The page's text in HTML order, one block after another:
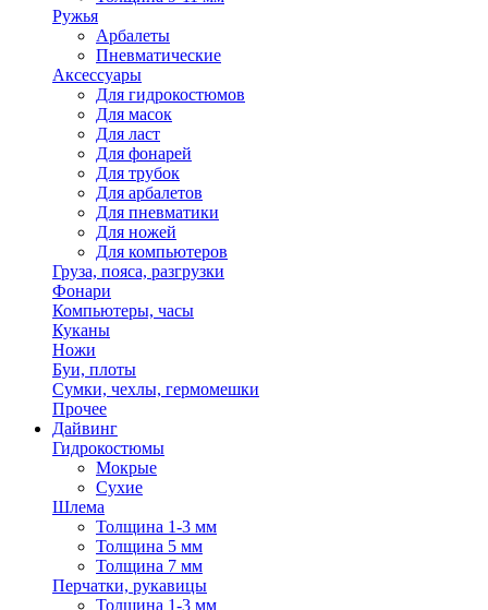
Ружья
Арбалеты
Пневматические
Аксессуары
Для гидрокостюмов
Для масок
Для ласт
Для фонарей
Для трубок
Для арбалетов
Для пневматики
Для ножей
Для компьютеров
Груза, пояса, разгрузки
Фонари
Компьютеры, часы
Куканы
Ножи
Буи, плоты
Сумки, чехлы, гермомешки
Прочее
Дайвинг
Гидрокостюмы
Мокрые
Сухие
Шлема
Толщина 1-3 мм
Толщина 5 мм
Толщина 7 мм
Перчатки, рукавицы
Толщина 1-3 мм